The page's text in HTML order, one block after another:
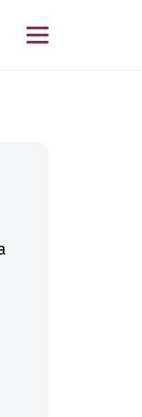
Menü